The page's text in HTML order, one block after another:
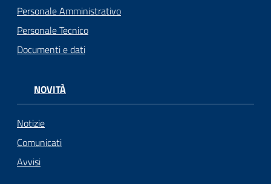
Personale Amministrativo
Personale Tecnico
Documenti e dati
NOVITÀ
Notizie
Comunicati
Avvisi